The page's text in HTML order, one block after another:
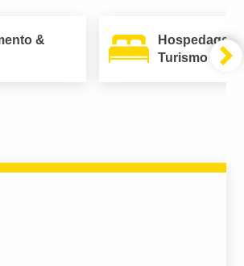
&
Hospedagem
Turismo